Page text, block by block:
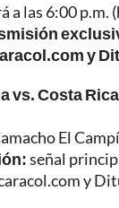
a las 6:00 p.m.
y
vs. Costa Rica
El
señal
y